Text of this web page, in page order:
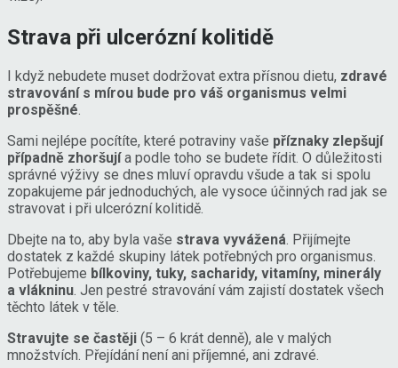
Strava při ulcerózní kolitidě
I když nebudete muset dodržovat extra přísnou dietu, zdravé
stravování s mírou bude pro váš organismus velmi
prospěšné
Sami nejlépe pocítíte, které potraviny vaše příznaky zlepšují
případně zhoršujía podle toho se budete řídit. O důležitosti
správné výživy se dnes mluví opravdu všude a tak si spolu
zopakujeme pár jednoduchých, ale vysoce účinných rad jak se
stravovat i při ulcerózní kolitidě.
Dbejte na to, aby byla vaše strava vyvážená . Přijímejte
dostatek z každé skupiny látek potřebných pro organismus.
Potřebujeme bílkoviny, tuky, sacharidy, vitamíny, minerály
a vlákninu . Jen pestré stravování vám zajistí dostatek všech
těchto látek v těle.
Stravujte se častěji (5 – 6 krát denně), ale v malých
množstvích. Přejídání není ani příjemné, ani zdravé.